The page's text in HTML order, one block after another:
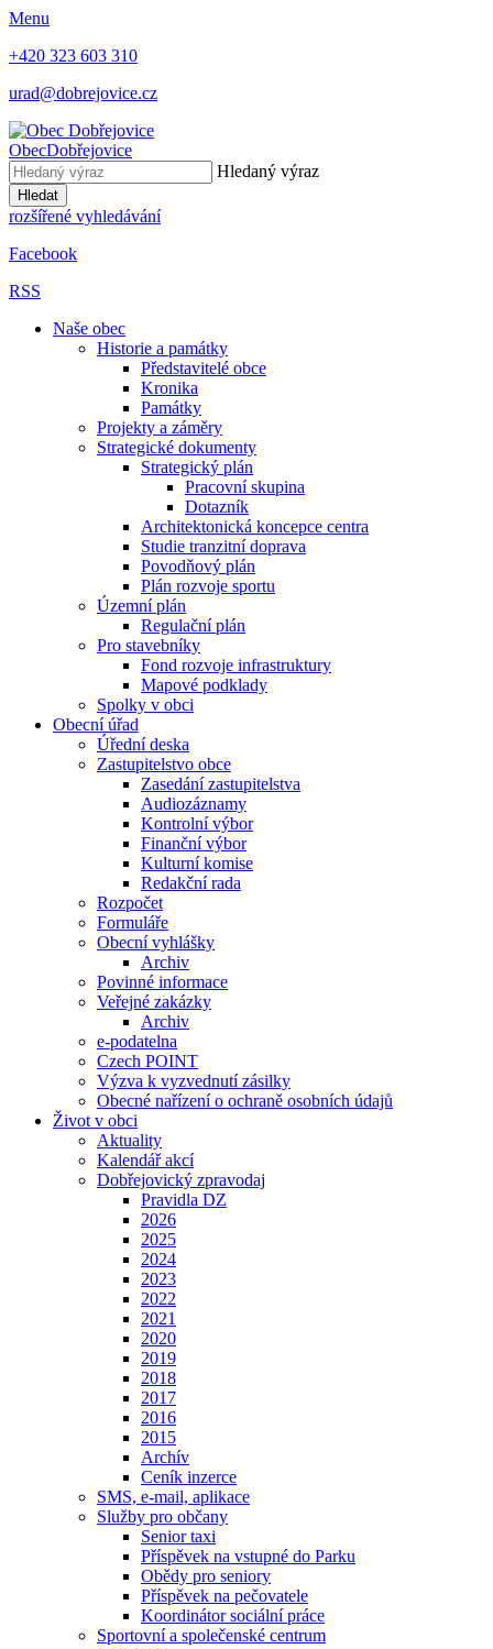
Menu
+420 323 603 310
urad@dobrejovice.cz
ObecDobřejovice
Hledaný výraz
Hledat
rozšířené vyhledávání
Facebook
RSS
Naše obec
Historie a památky
Představitelé obce
Kronika
Památky
Projekty a záměry
Strategické dokumenty
Strategický plán
Pracovní skupina
Dotazník
Architektonická koncepce centra
Studie tranzitní doprava
Povodňový plán
Plán rozvoje sportu
Územní plán
Regulační plán
Pro stavebníky
Fond rozvoje infrastruktury
Mapové podklady
Spolky v obci
Obecní úřad
Úřední deska
Zastupitelstvo obce
Zasedání zastupitelstva
Audiozáznamy
Kontrolní výbor
Finanční výbor
Kulturní komise
Redakční rada
Rozpočet
Formuláře
Obecní vyhlášky
Archiv
Povinné informace
Veřejné zakázky
Archiv
e-podatelna
Czech POINT
Výzva k vyzvednutí zásilky
Obecné nařízení o ochraně osobních údajů
Život v obci
Aktuality
Kalendář akcí
Dobřejovický zpravodaj
Pravidla DZ
2026
2025
2024
2023
2022
2021
2020
2019
2018
2017
2016
2015
Archív
Ceník inzerce
SMS, e-mail, aplikace
Služby pro občany
Senior taxi
Příspěvek na vstupné do Parku
Obědy pro seniory
Příspěvek na pečovatele
Koordinátor sociální práce
Sportovní a společenské centrum